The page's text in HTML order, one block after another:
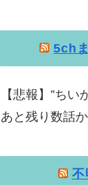
5ch
【悲報】”ち
あと残り数話か
不